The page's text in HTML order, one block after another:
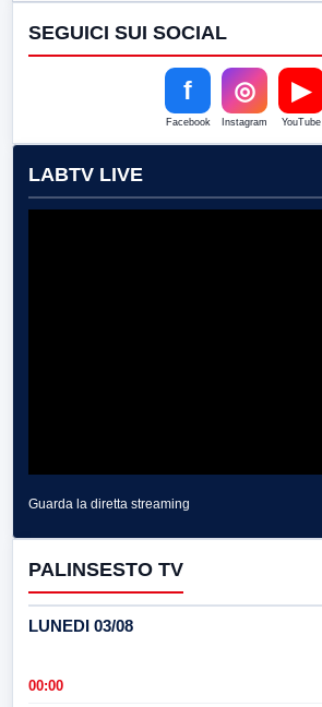
SEGUICI SUI SOCIAL
f
Facebook
◎
Instagram
▶
YouTube
LABTV LIVE
Guarda la diretta streaming
PALINSESTO TV
LUNEDI 03/08
00:00